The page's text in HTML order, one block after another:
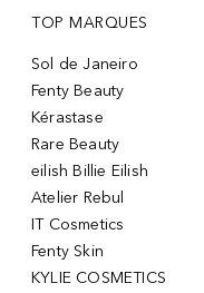
TOP MARQUES
Sol de Janeiro
Fenty Beauty
Kérastase
Rare Beauty
eilish Billie Eilish
Atelier Rebul
IT Cosmetics
Fenty Skin
KYLIE COSMETICS